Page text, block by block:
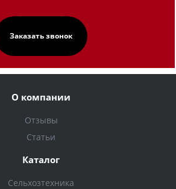
О компании
Отзывы
Статьи
Каталог
Сельхозтехника